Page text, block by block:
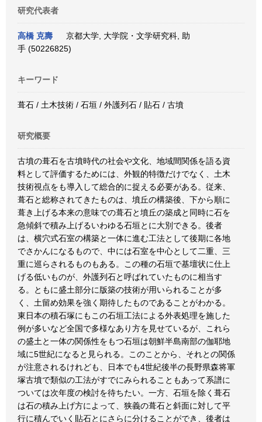
研究代表者
高橋 克壽
京都大学, 大学院・文学研究科, 助
手 (50226825)
キーワード
葺石 / 土木技術 / 石垣 / 外護列石 / 貼石 / 古墳
研究概要
古墳の葺石を古墳時代の社会や文化、地域間関係を語る資
料として評価するためには、外観的特徴だけでなく、土木
技術視点をも導入して総合的に捉える必要がある。従来、
葺石と総称されてきたものは、墳丘の構築後、下から順に
葺き上げる本来の意味での葺石と墳丘の築成と同時に石を
急傾斜で積み上げるいわゆる石垣とに大別できる。後者
は、横穴式石室の構築と一体に進む工法として後期に各地
でさかんになるもので、中には石室を中心として二重、三
重に巡らされるものもある。この種の石垣で基壇状に仕上
げる低いものが、外護列石と呼ばれていたものに相当す
る。ともに盛土部分に版築の技術が用いられることが多
く、土留め効果を強く期待したものであることがわかる。
東日本の積石塚にもこの石垣工法による外表処理を施した
例が多いなど全国で多様なあり方を見せているが、これら
の盛土と一体の関係性をもつ石垣は朝鮮半島南部の伽耶地
域に5世紀になると見られる。このことから、それとの関係
が注意されるけれども、日本でも4世紀後半の長野県森将軍
塚古墳で類似の工法がすでにみられることもあって系譜に
ついては次年度の検討を待ちたい。一方、石垣を除く葺石
は石の積み上げ方によって、狭義の葺石と斜面に対して平
行に積んでいく貼石とにさらに分けることができ、後者は